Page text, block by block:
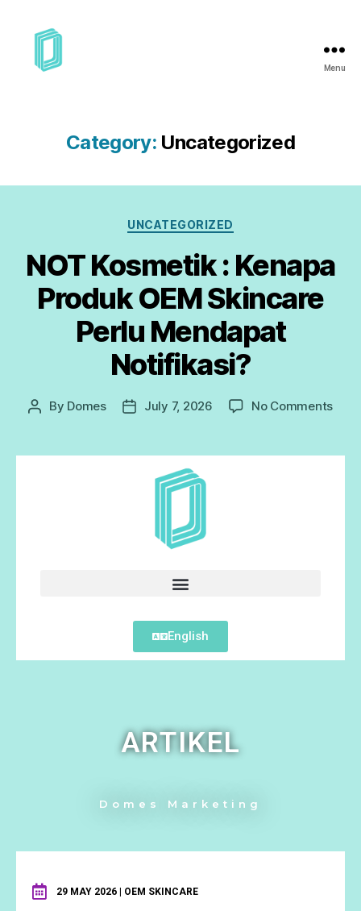
Menu
Category: Uncategorized
UNCATEGORIZED
NOT Kosmetik : Kenapa
Produk OEM Skincare
Perlu Mendapat
Notifikasi?
By Domes July 7, 2026 No Comments
English
ARTIKEL
Domes Marketing
29 MAY 2026 | OEM SKINCARE